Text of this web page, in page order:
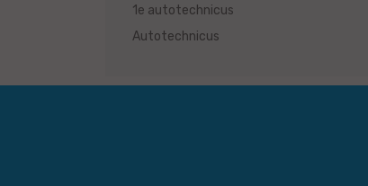
1e autotechnicus
Autotechnicus